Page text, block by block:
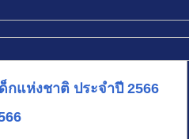
กแห่งชาติ ประจำปี 2566